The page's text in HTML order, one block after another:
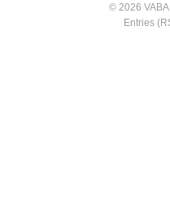
© 2026
Entries